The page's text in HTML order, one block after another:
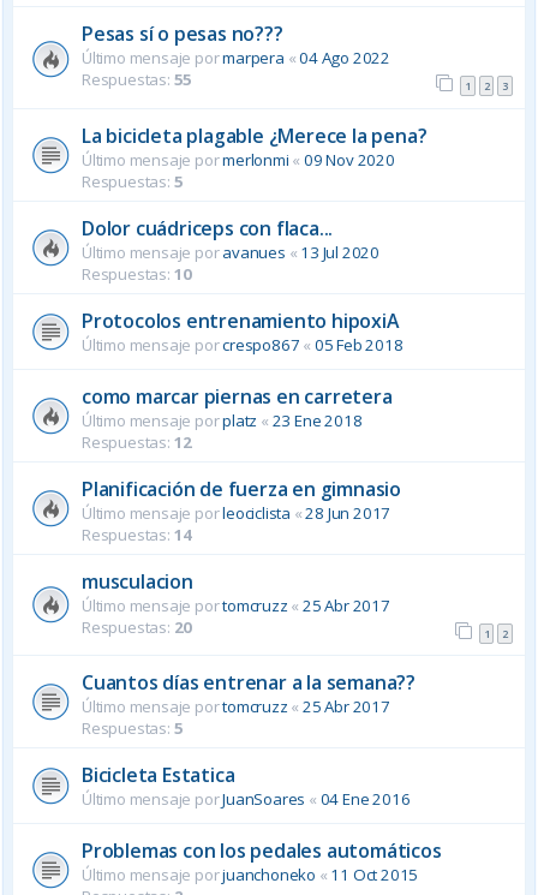
Pesas sí o pesas no???
Último mensaje pormarpera «04 Ago 2022
Respuestas: 55 1 2 3
La bicicleta plagable ¿Merece la pena?
Último mensaje pormerlonmi «09 Nov 2020
Respuestas: 5
Dolor cuádriceps con flaca...
Último mensaje poravanues « 13 Jul 2020
Respuestas: 10
Protocolos entrenamiento hipoxiA
Último mensaje porcrespo867 « 05 Feb 2018
como marcar piernas en carretera
Último mensaje porplatz « 23 Ene 2018
Respuestas: 12
Planificación de fuerza en gimnasio
Último mensaje porleociclista «28 Jun 2017
Respuestas: 14
musculacion
Último mensaje portomcruzz «25 Abr 2017
Respuestas: 20 1 2
Cuantos días entrenar a la semana??
Último mensaje portomcruzz «25 Abr 2017
Respuestas: 5
Bicicleta Estatica
Último mensaje porJuanSoares « 04 Ene 2016
Problemas con los pedales automáticos
Último mensaje porjuanchoneko « 11 Oct 2015